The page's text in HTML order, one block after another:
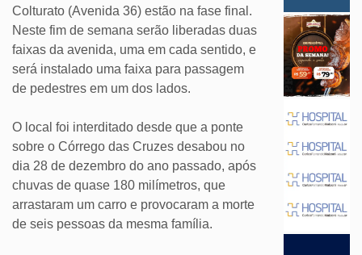
Colturato (Avenida 36) estão na fase final.
Neste fim de semana serão liberadas duas
faixas da avenida, uma em cada sentido, e
será instalado uma faixa para passagem
de pedestres em um dos lados.
O local foi interditado desde que a ponte
sobre o Córrego das Cruzes desabou no
dia 28 de dezembro do ano passado, após
chuvas de quase 180 milímetros, que
arrastaram um carro e provocaram a morte
de seis pessoas da mesma família.